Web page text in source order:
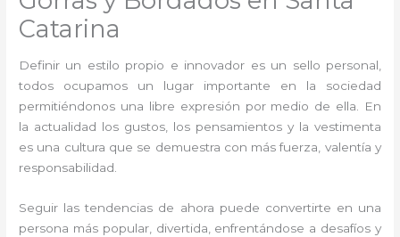
Catarina
Definir un estilo propio e innovador es un sello personal,
todos ocupamos un lugar importante en la sociedad
permitiéndonos una libre expresión por medio de ella. En
la actualidad los gustos, los pensamientos y la vestimenta
es una cultura que se demuestra con más fuerza, valentía y
responsabilidad.
Seguir las tendencias de ahora puede convertirte en una
persona más popular, divertida, enfrentándose a desafíos y